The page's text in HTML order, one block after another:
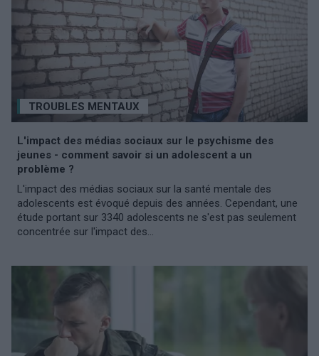
TROUBLES MENTAUX
L'impact des médias sociaux sur le psychisme des
jeunes - comment savoir si un adolescent a un
problème ?
L'impact des médias sociaux sur la santé mentale des
adolescents est évoqué depuis des années. Cependant, une
étude portant sur 3340 adolescents ne s'est pas seulement
concentrée sur l'impact des...